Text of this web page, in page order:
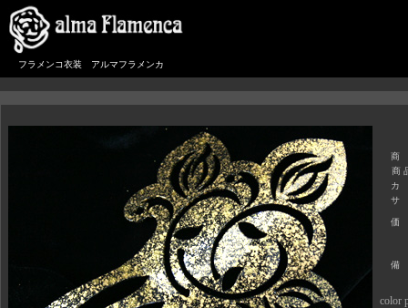
フラメンコ衣装 アルマフラメンカ
商
商
カ
サ
color